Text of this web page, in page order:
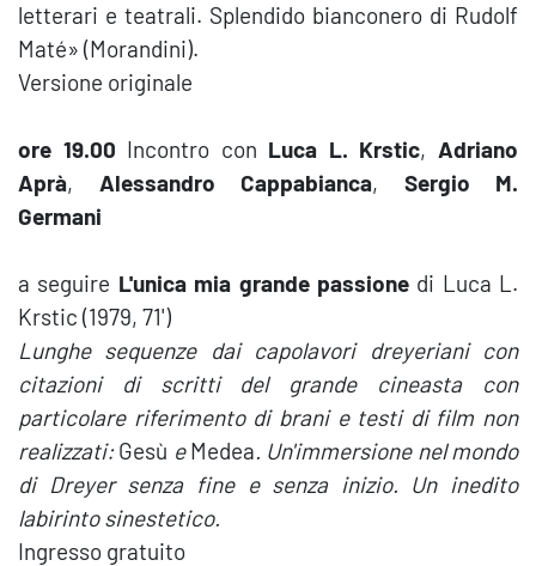
letterari e teatrali. Splendido bianconero di Rudolf
Maté» (Morandini).
Versione originale
ore 19.00 Incontro con Luca L. Krstic, Adriano
Aprà, Alessandro Cappabianca, Sergio M.
Germani
a seguire L'unica mia grande passionedi Luca L.
Krstic (1979, 71')
Lunghe sequenze dai capolavori dreyeriani con
citazioni di scritti del grande cineasta con
particolare riferimento di brani e testi di film non
realizzati: Gesù eMedea. Un'immersione nel mondo
di Dreyer senza fine e senza inizio. Un inedito
labirinto sinestetico.
Ingresso gratuito